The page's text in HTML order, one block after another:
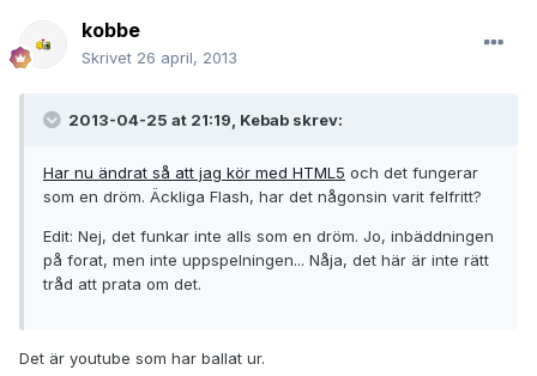
kobbe
Skrivet 26 april, 2013
2013-04-25 at 21:19, Kebab skrev:
Har nu ändrat så att jag kör med HTML5 och det fungerar
som en dröm. Äckliga Flash, har det någonsin varit felfritt?
Edit: Nej, det funkar inte alls som en dröm. Jo, inbäddningen
på forat, men inte uppspelningen... Nåja, det här är inte rätt
tråd att prata om det.
Det är youtube som har ballat ur.